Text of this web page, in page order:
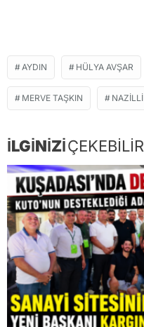
AYDIN HÜLYA AVŞAR
MERVE TAŞKIN NAZILLI
İLGİNİZİÇEKEBİLİR